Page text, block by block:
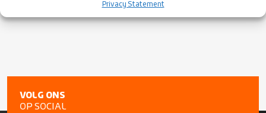
Privacy Statement
VOLG ONS
OP SOCIAL